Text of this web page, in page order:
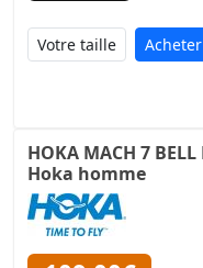
Acheter
HOKA MACH 7
Hoka homme